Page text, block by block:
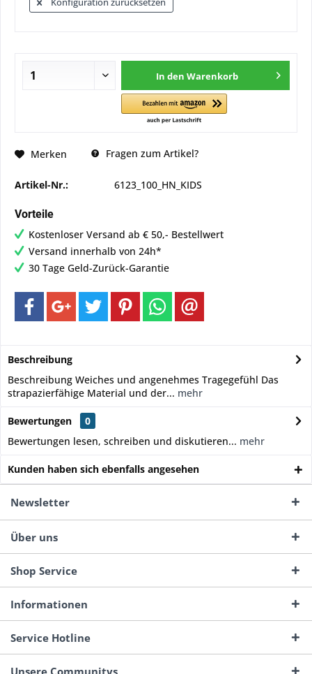
In den Warenkorb
Merken Fragen zum Artikel?
Artikel-Nr.: 6123_100_HN_KIDS
Vorteile
Kostenloser Versand ab € 50,- Bestellwert
Versand innerhalb von 24h*
30 Tage Geld-Zurück-Garantie
Beschreibung
Beschreibung Weiches und angenehmes Tragegefühl Das
strapazierfähige Material und der... mehr
Bewertungen
0
Bewertungen lesen, schreiben und diskutieren... mehr
Kunden haben sich ebenfalls angesehen
Newsletter
Über uns
Shop Service
Informationen
Service Hotline
Unsere Communitys